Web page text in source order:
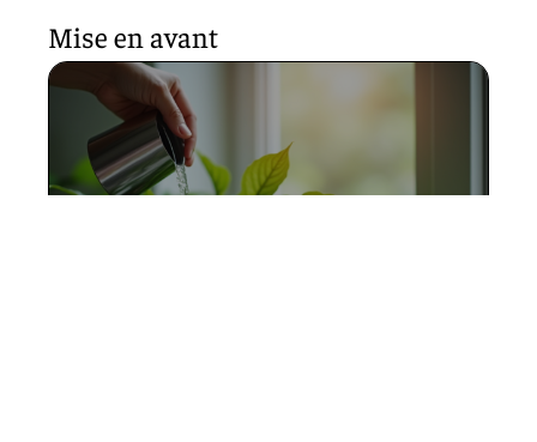
Mise en avant
Mystères du soin pour une